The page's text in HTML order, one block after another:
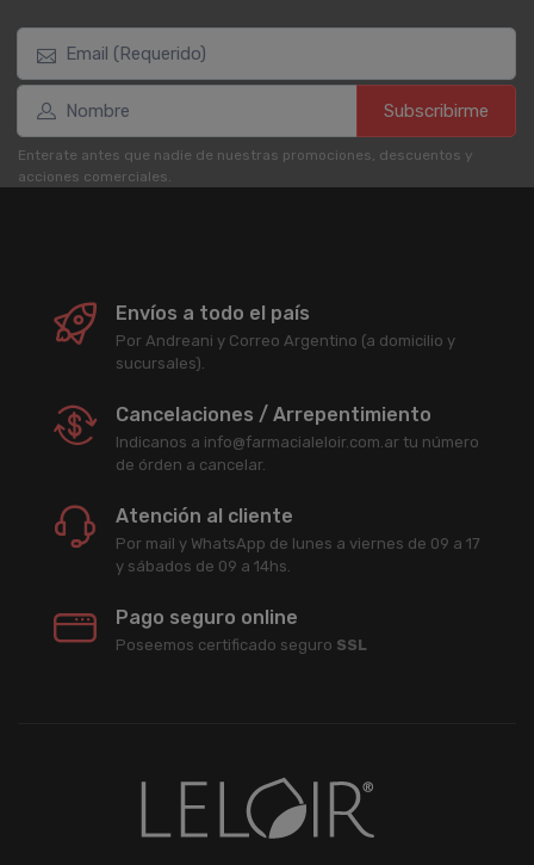
Subscribirme
Enterate antes que nadie de nuestras promociones, descuentos y
acciones comerciales.
Envíos a todo el país
Por Andreani y Correo Argentino (a domicilio y
sucursales).
Cancelaciones / Arrepentimiento
Indicanos a info@farmacialeloir.com.ar tu número
de órden a cancelar.
Atención al cliente
Por mail y WhatsApp de lunes a viernes de 09 a 17
y sábados de 09 a 14hs.
Pago seguro online
Poseemos certificado seguro SSL